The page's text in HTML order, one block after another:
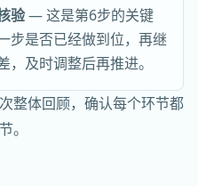
验— 这是第6步的关键
步是否已经做到位，再继
及时调整后再推进。
整体回顾，确认每个环节都
。